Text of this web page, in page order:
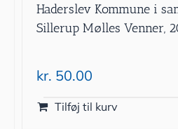
Haderslev Kommune i
Sillerup Mølles Venner,
kr. 50.00
Tilføj til kurv